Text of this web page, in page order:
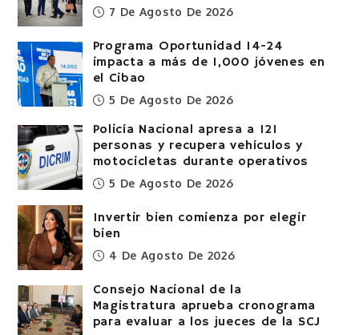
7 De Agosto De 2026
Programa Oportunidad 14-24
impacta a más de 1,000 jóvenes en
el Cibao
5 De Agosto De 2026
Policía Nacional apresa a 121
personas y recupera vehículos y
motocicletas durante operativos
5 De Agosto De 2026
Invertir bien comienza por elegir
bien
4 De Agosto De 2026
Consejo Nacional de la
Magistratura aprueba cronograma
para evaluar a los jueces de la SCJ